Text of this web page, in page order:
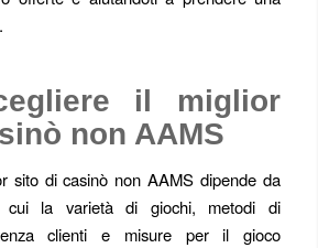
il miglior
non AAMS
sito di casinò non AAMS dipende da
cui la varietà di giochi, metodi di
clienti e misure per il gioco